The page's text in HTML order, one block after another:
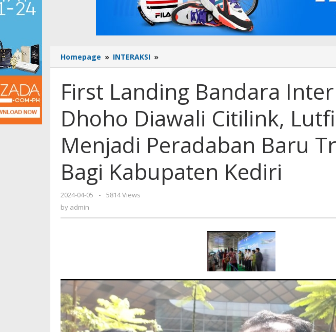
Homepage » INTERAKSI »
Landing
Internasional
Dhoho
Citilink,
NasDem:
Ini
Menjadi
Peradaban
Baru
Kabupaten
First Landing Bandara
Dhoho Diawali Citilink,
Menjadi Peradaban Baru
Bagi Kabupaten Kediri
2024-04-05
by
-
5814 Views
by admin